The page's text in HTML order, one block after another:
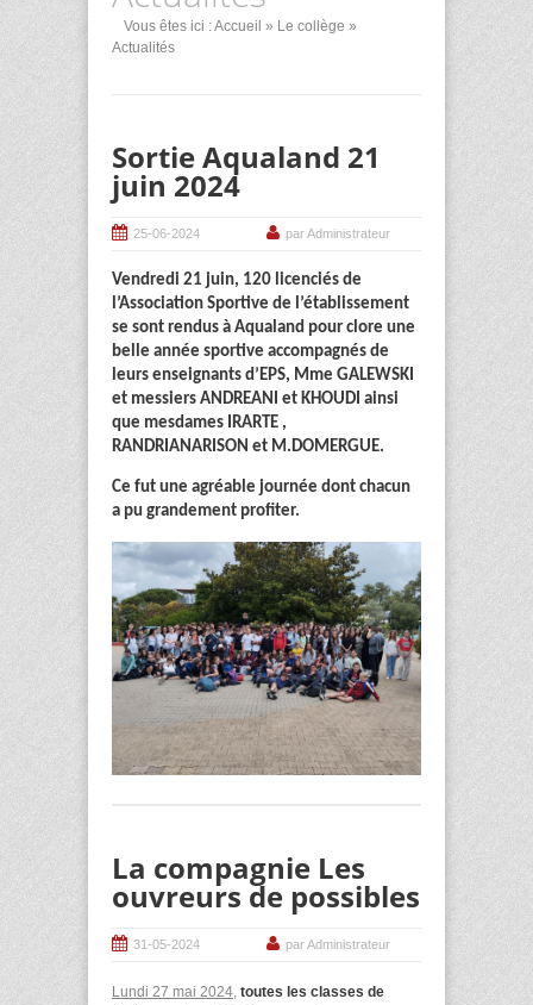
Vous êtes ici :Accueil » Le collège »
Actualités
Sortie Aqualand 21
juin 2024
25-06-2024 par Administrateur
Vendredi 21 juin, 120 licenciés de
l’Association Sportive de l’établissement
se sont rendus à Aqualand pour clore une
belle année sportive accompagnés de
leurs enseignants d’EPS, Mme GALEWSKI
et messiers ANDREANI et KHOUDI ainsi
que mesdames IRARTE ,
RANDRIANARISON et M.DOMERGUE.
Ce fut une agréable journée dont chacun
a pu grandement profiter.
La compagnie Les
ouvreurs de possibles
31-05-2024 par Administrateur
Lundi 27 mai 2024 toutes les classes de